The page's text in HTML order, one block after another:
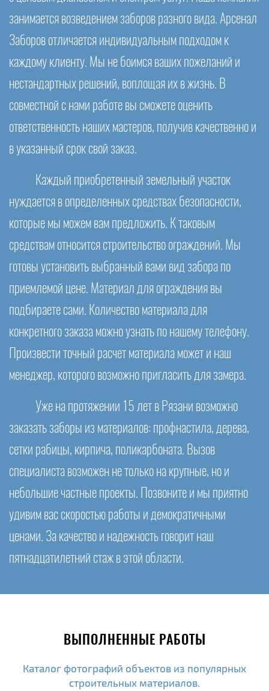
занимается возведением заборов разного вида. Арсенал
Заборов отличается индивидуальным подходом к
каждому клиенту. Мы не боимся ваших пожеланий и
нестандартных решений, воплощая их в жизнь. В
совместной с нами работе вы сможете оценить
ответственность наших мастеров, получив качественно и
в указанный срок свой заказ.
Каждый приобретенный земельный участок
нуждается в определенных средствах безопасности,
которые мы можем вам предложить. К таковым
средствам относится строительство ограждений. Мы
готовы установить выбранный вами вид забора по
приемлемой цене. Материал для ограждения вы
подбираете сами. Количество материала для
конкретного заказа можно узнать по нашему телефону.
Произвести точный расчет материала может и наш
менеджер, которого возможно пригласить для замера.
Уже на протяжении 15 лет в Рязани возможно
заказать заборы из материалов: профнастила, дерева,
сетки рабицы, кирпича, поликарбоната. Вызов
специалиста возможен не только на крупные, но и
небольшие частные проекты. Позвоните и мы приятно
удивим вас скоростью работы и демократичными
ценами. За качество и надежность говорит наш
пятнадцатилетний стаж в этой области.
ВЫПОЛНЕННЫЕ РАБОТЫ
Каталог фотографий объектов из популярных
строительных материалов.